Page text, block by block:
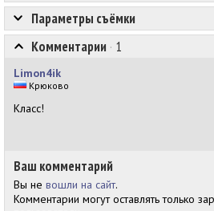
Параметры съёмки
Комментарии · 1
Limon4ik
Крюково
Класс!
Ваш комментарий
Вы не вошли на сайт.
Комментарии могут оставлять только